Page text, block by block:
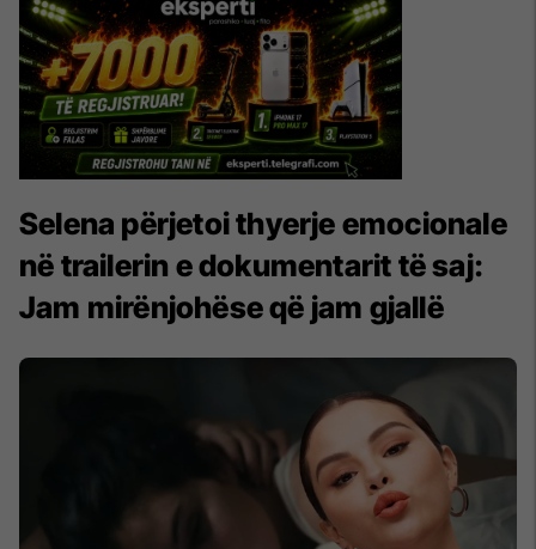
Selena përjetoi thyerje emocionale
në trailerin e dokumentarit të saj:
Jam mirënjohëse që jam gjallë